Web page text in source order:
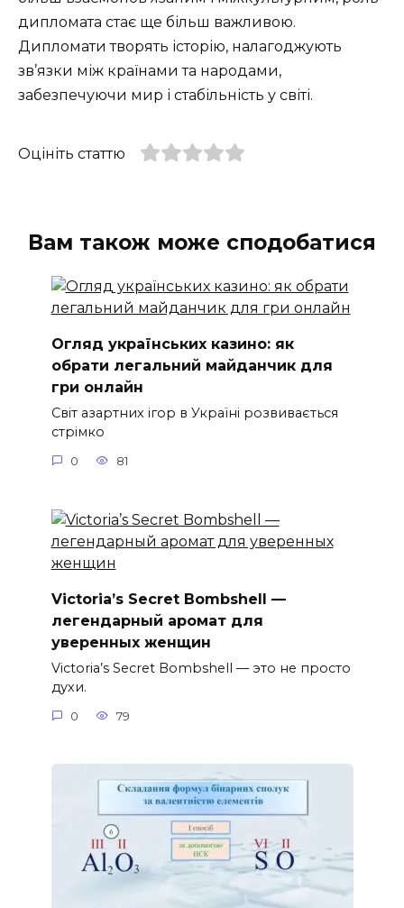
дипломата стає ще більш важливою.
Дипломати творять історію, налагоджують
зв’язки між країнами та народами,
забезпечуючи мир і стабільність у світі.
Оцініть статтю
Вам також може сподобатися
Огляд українських казино: як
обрати легальний майданчик для
гри онлайн
Світ азартних ігор в Україні розвивається
стрімко
0 81
Victoria’s Secret Bombshell —
легендарный аромат для
уверенных женщин
Victoria’s Secret Bombshell — это не просто
духи.
0 79